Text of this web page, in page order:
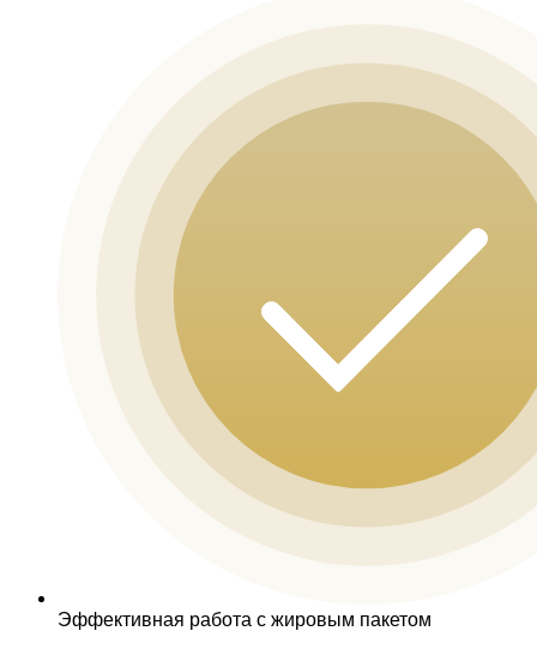
Эффективная работа с жировым пакетом